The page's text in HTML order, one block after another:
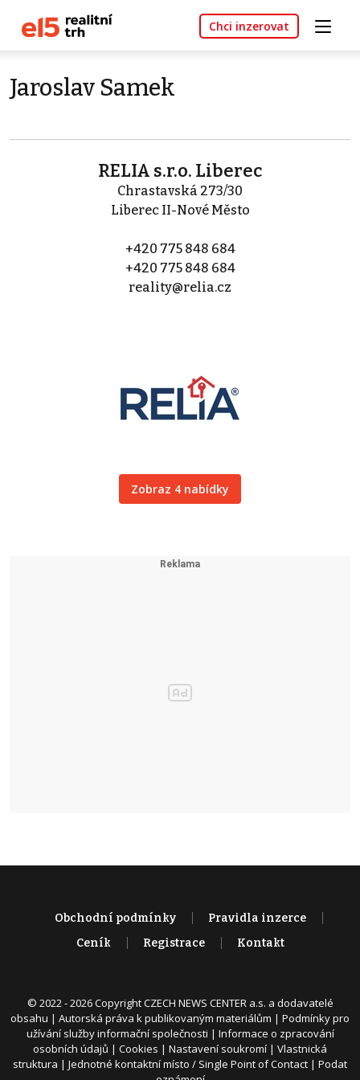
Chci inzerovat
Jaroslav Samek
RELIA s.r.o. Liberec
Chrastavská 273/30
Liberec II-Nové Město
+420 775 848 684
+420 775 848 684
reality@relia.cz
Zobraz 4 nabídky
Obchodní podmínky
Pravidla inzerce
Ceník
Registrace Kontakt
© 2022 - 2026 Copyright CZECH NEWS CENTER a.s. a dodavatelé
obsahu | Autorská práva k publikovaným materiálům | Podmínky pro
užívání služby informační společnosti | Informace o zpracování
osobních údajů | Cookies | Nastavení soukromí | Vlastnická
struktura | Jednotné kontaktní místo / Single Point of Contact | Podat